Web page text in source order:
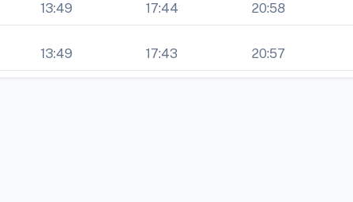
13:49 17:44 20:58
13:49 17:43 20:57